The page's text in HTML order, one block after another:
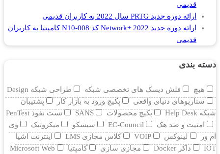
قدیمی
ارائه دوره جدید PRTG سال 2022 به کاربران قدیمی
ارائه دوره جدید Network+ 2022 کد N10-008 کامپتیا به کاربران
قدیمی
دسته بندی
هیچ فلش دیسک های تخصصی شبکه
طراحی شبکه Design
سناریوهای دنیای واقعی
پکیج ورود به بازار کار
پشتیبان
شبکه Help Desk
پکیچ محصولات SANS
تست نفوذ PenTest
امنیت و ضد هک
EC-Council سیسکو میکروتیک
وی
ام ور
لینوکس VOIP کلاس مجازی LMS
اینترنت اشیا
IOT
داکر Docker مجازی سازی کامپتیا
Microsoft Web